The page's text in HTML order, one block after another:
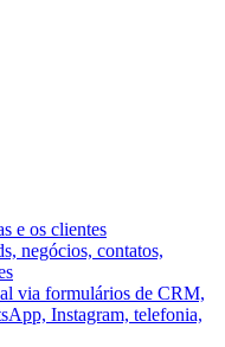
e os clientes
negócios, contatos,
via formulários de CRM,
Instagram, telefonia,